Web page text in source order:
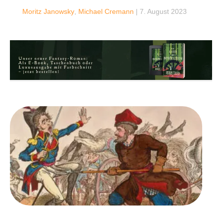
Moritz Janowsky Michael Cremann | 7. August 2023